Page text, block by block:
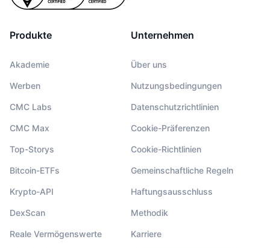
Produkte
Akademie
Werben
CMC Labs
CMC Max
Top-Storys
Bitcoin-ETFs
Krypto-API
DexScan
Reale Vermögenswerte
Unternehmen
Über uns
Nutzungsbedingungen
Datenschutzrichtlinien
Cookie-Präferenzen
Cookie-Richtlinien
Gemeinschaftliche Regeln
Haftungsausschluss
Methodik
Karriere